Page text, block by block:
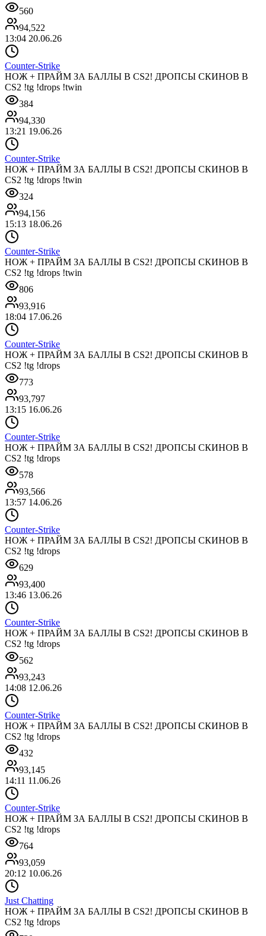
560
94,522
13:04 20.06.26
Counter-Strike
НОЖ + ПРАЙМ ЗА БАЛЛЫ В CS2! ДРОПСЫ СКИНОВ В
CS2 !tg !drops !twin
384
94,330
13:21 19.06.26
Counter-Strike
НОЖ + ПРАЙМ ЗА БАЛЛЫ В CS2! ДРОПСЫ СКИНОВ В
CS2 !tg !drops !twin
324
94,156
15:13 18.06.26
Counter-Strike
НОЖ + ПРАЙМ ЗА БАЛЛЫ В CS2! ДРОПСЫ СКИНОВ В
CS2 !tg !drops !twin
806
93,916
18:04 17.06.26
Counter-Strike
НОЖ + ПРАЙМ ЗА БАЛЛЫ В CS2! ДРОПСЫ СКИНОВ В
CS2 !tg !drops
773
93,797
13:15 16.06.26
Counter-Strike
НОЖ + ПРАЙМ ЗА БАЛЛЫ В CS2! ДРОПСЫ СКИНОВ В
CS2 !tg !drops
578
93,566
13:57 14.06.26
Counter-Strike
НОЖ + ПРАЙМ ЗА БАЛЛЫ В CS2! ДРОПСЫ СКИНОВ В
CS2 !tg !drops
629
93,400
13:46 13.06.26
Counter-Strike
НОЖ + ПРАЙМ ЗА БАЛЛЫ В CS2! ДРОПСЫ СКИНОВ В
CS2 !tg !drops
562
93,243
14:08 12.06.26
Counter-Strike
НОЖ + ПРАЙМ ЗА БАЛЛЫ В CS2! ДРОПСЫ СКИНОВ В
CS2 !tg !drops
432
93,145
14:11 11.06.26
Counter-Strike
НОЖ + ПРАЙМ ЗА БАЛЛЫ В CS2! ДРОПСЫ СКИНОВ В
CS2 !tg !drops
764
93,059
20:12 10.06.26
Just Chatting
НОЖ + ПРАЙМ ЗА БАЛЛЫ В CS2! ДРОПСЫ СКИНОВ В
CS2 !tg !drops